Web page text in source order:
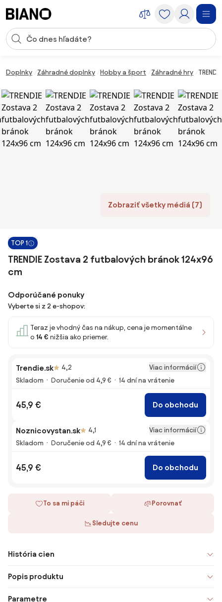
Vstup pre vyhľadávanie
Doplnky Záhradné doplnky Hobby a šport Záhradné hry
Zobraziť všetky médiá (7)
TOP 1
TRENDIE Zostava 2 futbalových bránok 124x96
cm
Odporúčané ponuky
Vyberte si z 2 e-shopov:
Teraz je vhodný čas na nákup, cena je momentálne
o 14 € nižšia ako priemer.
Trendie.sk 4,2
Viac informácií
Skladom
Doručenie od 4,9 € 14 dní na vrátenie
45,9 € Do obchodu
Noznicovystan.sk 4,1
Viac informácií
Skladom
Doručenie od 4,9 € 14 dní na vrátenie
45,9 € Do obchodu
To sa mi páči Porovnať
Sledujte cenu
História cien
Popis produktu
Parametre